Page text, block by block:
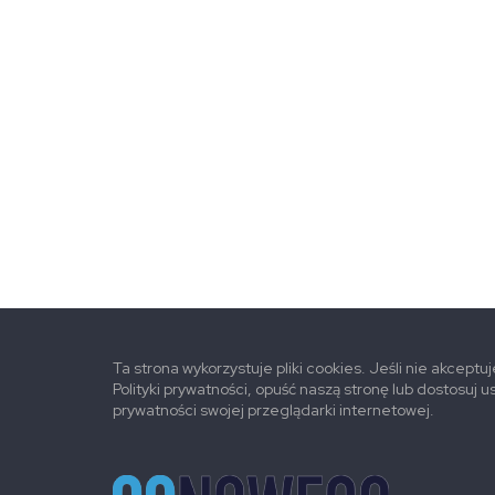
Ta strona wykorzystuje pliki cookies. Jeśli nie
Polityki prywatności, opuść naszą stronę lub dostosuj
prywatności swojej przeglądarki internetowej.